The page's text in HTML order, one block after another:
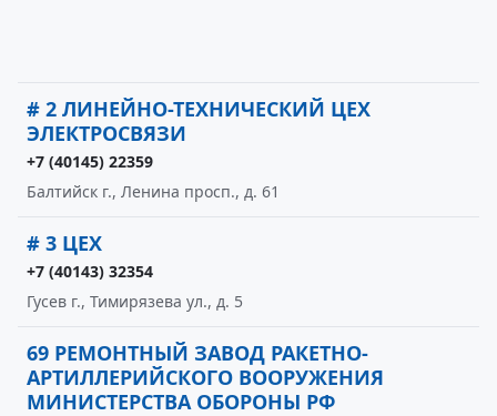
# 2 ЛИНЕЙНО-ТЕХНИЧЕСКИЙ ЦЕХ
ЭЛЕКТРОСВЯЗИ
+7 (40145) 22359
Балтийск г., Ленина просп., д. 61
# 3 ЦЕХ
+7 (40143) 32354
Гусев г., Тимирязева ул., д. 5
69 РЕМОНТНЫЙ ЗАВОД РАКЕТНО-
АРТИЛЛЕРИЙСКОГО ВООРУЖЕНИЯ
МИНИСТЕРСТВА ОБОРОНЫ РФ